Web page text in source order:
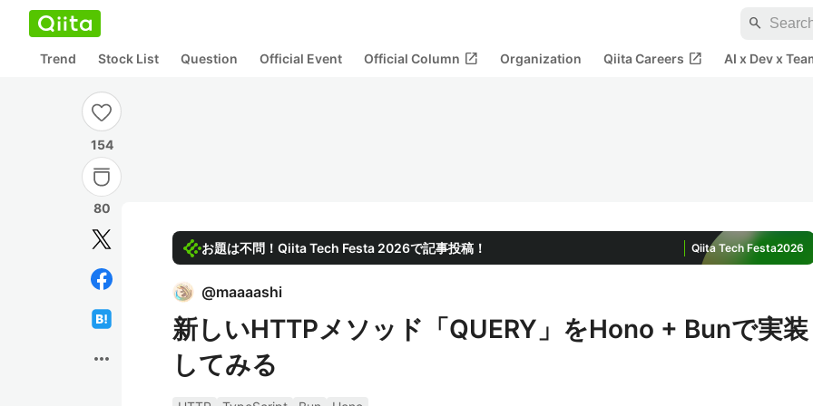
search
Trend Stock List Question Official Event Official Column open_in_new Organization Qiita Careers open_in_new AI x Dev x
154
80
more_horiz
お題は不問！Qiita Tech Festa 2026で記事投稿！ Qiita Tech Festa2026
@maaaashi
新しいHTTPメソッド「QUERY」をHono + Bunで実装
してみる